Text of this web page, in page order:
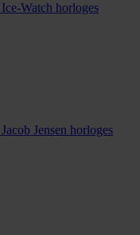
Ice-Watch horloges
Jacob Jensen horloges